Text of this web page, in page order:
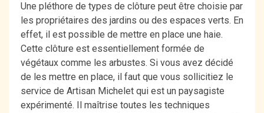
Une pléthore de types de clôture peut être choisie par
les propriétaires des jardins ou des espaces verts. En
effet, il est possible de mettre en place une haie.
Cette clôture est essentiellement formée de
végétaux comme les arbustes. Si vous avez décidé
de les mettre en place, il faut que vous sollicitiez le
service de Artisan Michelet qui est un paysagiste
expérimenté. Il maîtrise toutes les techniques